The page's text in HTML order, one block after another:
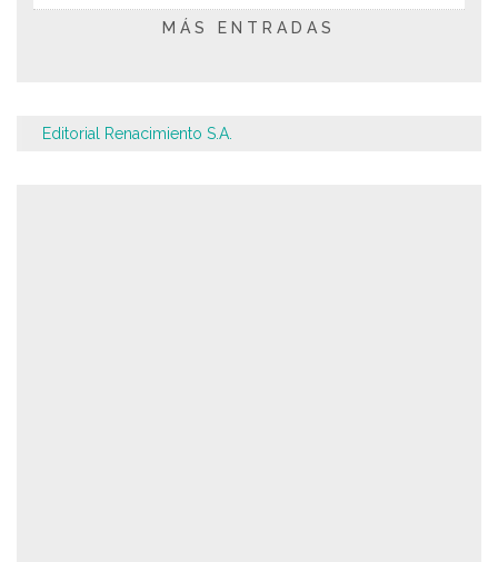
MÁS ENTRADAS
Editorial Renacimiento S.A.